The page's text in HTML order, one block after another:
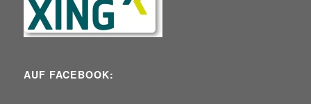
AUF FACEBOOK: